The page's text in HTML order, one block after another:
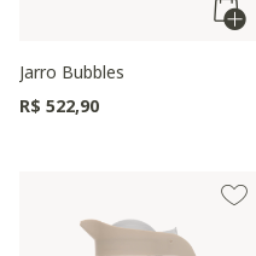
Jarro Bubbles
R$ 522,90